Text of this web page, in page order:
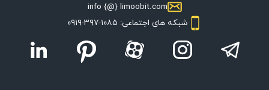
info {@} limoobit.com
شبکه های اجتماعی: ۱۰۸۵-۳۹۷-۰۹۱۹